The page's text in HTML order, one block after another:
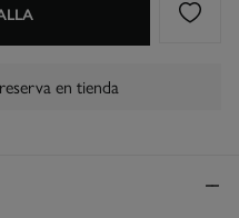
en tienda